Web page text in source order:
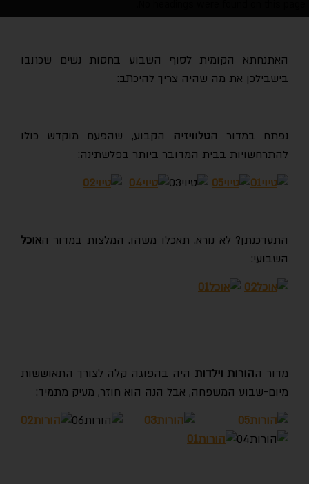
האתנחתא הקומית לסוף השבוע בחסות נשים שכתבו
בישבילכן את מה שהיה צריך להיכתב:
נפתח במדור הטלוויזיה
הקבוע, שהפעם מוקדש כולו
להתרחשויות בבית המדובר ביותר בפלשתינה:
התעדכנתן? לא נורא. תאכלו משהו. המלצות במדור האוכל
השבועי:
מדור ההורות וילדות היה בהפוגה קלה לצורך התאוששות
מיום-שבוע המשפחה, אבל הנה הוא חוזר, מעיק מתמיד: